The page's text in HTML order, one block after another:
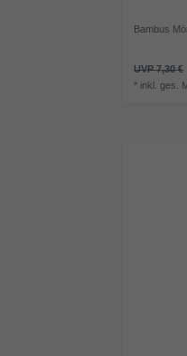
Bambus
UVP 7,30 €
* inkl. ges.